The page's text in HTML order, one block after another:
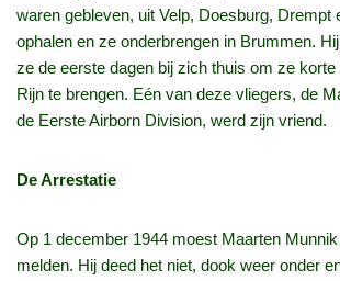
waren gebleven, uit Velp, Doesburg, Drempt
ophalen en ze onderbrengen in Brummen.
ze de eerste dagen bij zich thuis om ze korte
Rijn te brengen. Eén van deze vliegers, de
de Eerste Airborn Division, werd zijn vriend.
De Arrestatie
Op 1 december 1944 moest Maarten
melden. Hij deed het niet, dook weer onder